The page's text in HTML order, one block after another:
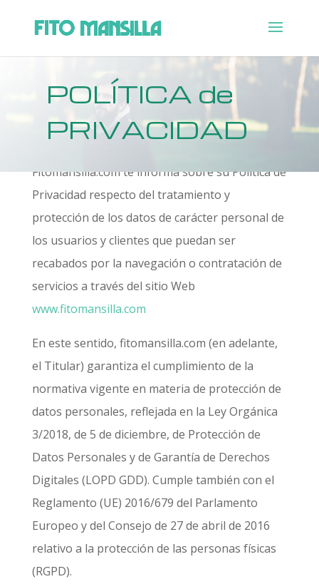
POLÍTICA de
PRIVACIDAD
Fitomansilla.com te informa sobre su Política de
Privacidad respecto del tratamiento y
protección de los datos de carácter personal de
los usuarios y clientes que puedan ser
recabados por la navegación o contratación de
servicios a través del sitio Web
www.fitomansilla.com
En este sentido, fitomansilla.com (en adelante,
el Titular) garantiza el cumplimiento de la
normativa vigente en materia de protección de
datos personales, reflejada en la Ley Orgánica
3/2018, de 5 de diciembre, de Protección de
Datos Personales y de Garantía de Derechos
Digitales (LOPD GDD). Cumple también con el
Reglamento (UE) 2016/679 del Parlamento
Europeo y del Consejo de 27 de abril de 2016
relativo a la protección de las personas físicas
(RGPD).